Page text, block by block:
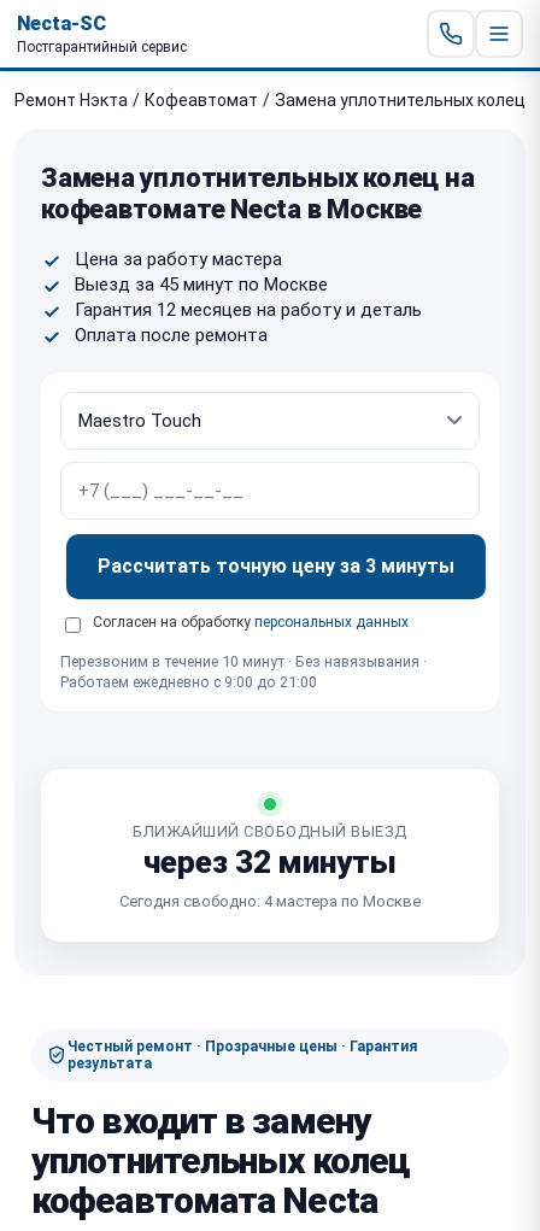
Necta-SC
Постгарантийный сервис
Ремонт Нэкта / Кофеавтомат / Замена уплотнительных колец
Замена уплотнительных колец на
кофеавтомате Necta в Москве
Цена за работу мастера
Выезд за 45 минут по Москве
Гарантия 12 месяцев на работу и деталь
Оплата после ремонта
Рассчитать точную цену за 3 минуты
Согласен на обработку персональных данных
Перезвоним в течение 10 минут · Без навязывания ·
Работаем ежедневно с 9:00 до 21:00
БЛИЖАЙШИЙ СВОБОДНЫЙ ВЫЕЗД
через 32 минуты
Сегодня свободно: 4 мастера по Москве
Честный ремонт · Прозрачные цены · Гарантия
результата
Что входит в замену
уплотнительных колец
кофеавтомата Necta